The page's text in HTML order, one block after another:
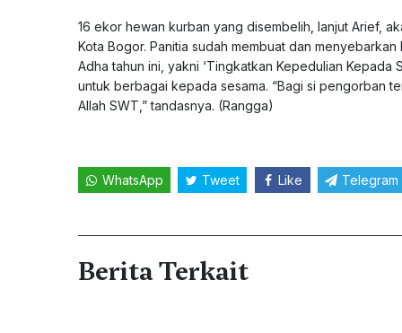
16 ekor hewan kurban yang disembelih, lanjut Arief,
Kota Bogor. Panitia sudah membuat dan
Adha tahun ini, yakni ‘Tingkatkan Kepedulian
untuk berbagai kepada sesama. “Bagi si pengorban
Allah SWT,” tandasnya. (Rangga)
WhatsApp Tweet Like Telegram
Berita Terkait